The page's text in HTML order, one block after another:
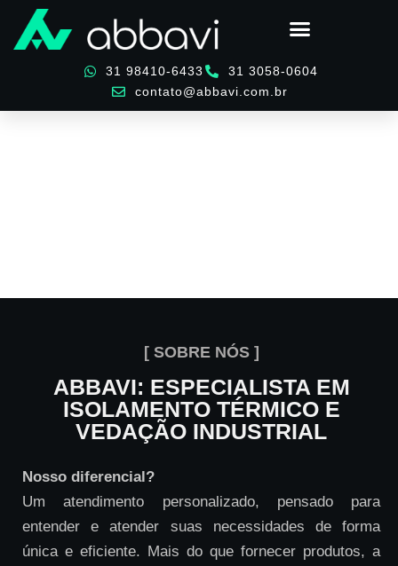
para
31 98410-6433
31 3058-0604
contato@abbavi.com.br
[ SOBRE NÓS ]
ABBAVI: ESPECIALISTA EM
ISOLAMENTO TÉRMICO E
VEDAÇÃO INDUSTRIAL
Nosso diferencial?
Um atendimento personalizado, pensado para
entender e atender suas necessidades de forma
única e eficiente. Mais do que fornecer produtos, a